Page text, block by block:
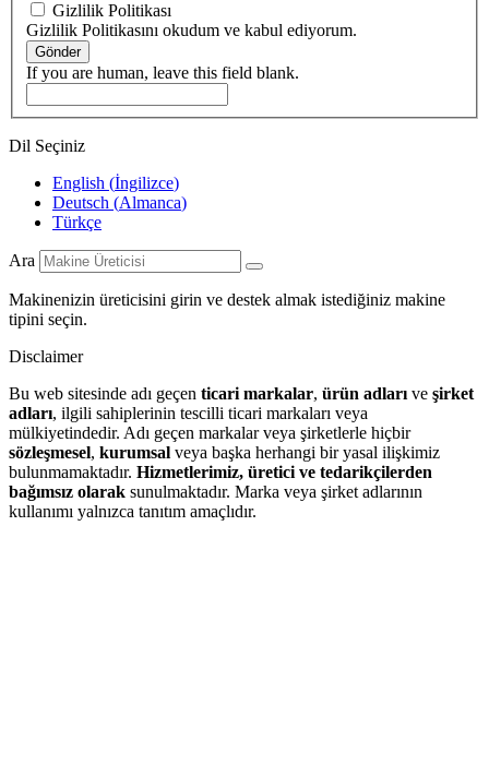
Gizlilik Politikası
Gizlilik Politikasını okudum ve kabul ediyorum.
Gönder
If you are human, leave this field blank.
Dil Seçiniz
English (İngilizce)
Deutsch (Almanca)
Türkçe
Ara
Makinenizin üreticisini girin ve destek almak istediğiniz makine
tipini seçin.
Disclaimer
Bu web sitesinde adı geçen ticari markalar, ürün adları ve şirket
adları, ilgili sahiplerinin tescilli ticari markaları veya
mülkiyetindedir. Adı geçen markalar veya şirketlerle hiçbir
sözleşmesel, kurumsal veya başka herhangi bir yasal ilişkimiz
bulunmamaktadır. Hizmetlerimiz, üretici ve tedarikçilerden
bağımsız olarak sunulmaktadır. Marka veya şirket adlarının
kullanımı yalnızca tanıtım amaçlıdır.